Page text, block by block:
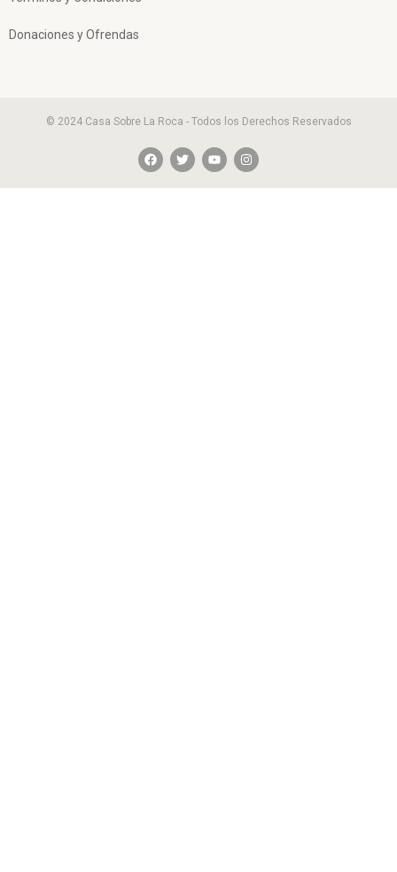
Donaciones y Ofrendas
© 2024 Casa Sobre La Roca - Todos los Derechos Reservados